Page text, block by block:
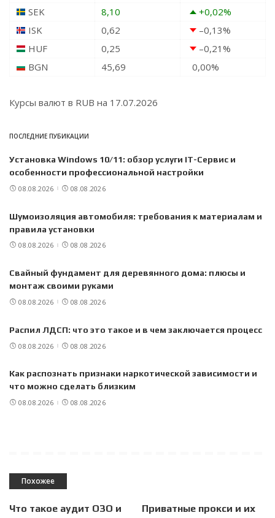
SEK
8,10 +0,02%
ISK
0,62 –0,13%
HUF
0,25 –0,21%
BGN
45,69 0,00%
Курсы валют в RUB на 17.07.2026
ПОСЛЕДНИЕ ПУБИКАЦИИ
Установка Windows 10/11: обзор услуги IT-Сервис и
особенности профессиональной настройки
08.08.2026 08.08.2026
Шумоизоляция автомобиля: требования к материалам и
правила установки
08.08.2026 08.08.2026
Свайный фундамент для деревянного дома: плюсы и
монтаж своими руками
08.08.2026 08.08.2026
Распил ЛДСП: что это такое и в чем заключается процесс
08.08.2026 08.08.2026
Как распознать признаки наркотической зависимости и
что можно сделать близким
08.08.2026 08.08.2026
Похожее
Что такое аудит ОЗО и
Приватные прокси и их